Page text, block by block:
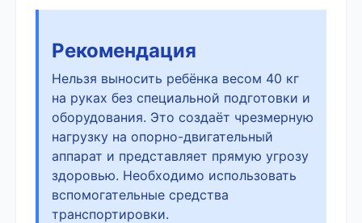
Рекомендация
Нельзя выносить ребёнка весом 40 кг
на руках без специальной подготовки и
оборудования. Это создаёт чрезмерную
нагрузку на опорно-двигательный
аппарат и представляет прямую угрозу
здоровью. Необходимо использовать
вспомогательные средства
транспортировки.